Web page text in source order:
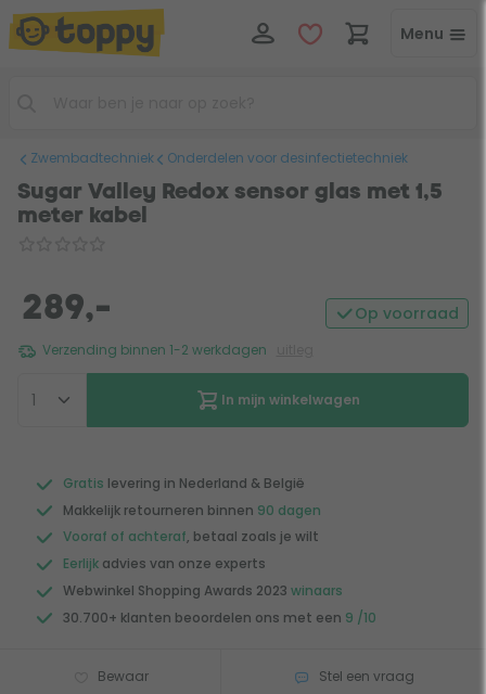
Menu
Zwembadtechniek Onderdelen voor desinfectietechniek
Sugar Valley Redox sensor glas met 1,5
meter kabel
289,- Op voorraad
Verzending binnen 1-2 werkdagen
In mijn winkelwagen
Gratis levering in Nederland & België
Makkelijk retourneren binnen 90 dagen
Vooraf of achteraf, betaal zoals je wilt
Eerlijk advies van onze experts
Webwinkel Shopping Awards 2023 winaars
30.700+ klanten beoordelen ons met een 9 /10
Bewaar Stel een vraag